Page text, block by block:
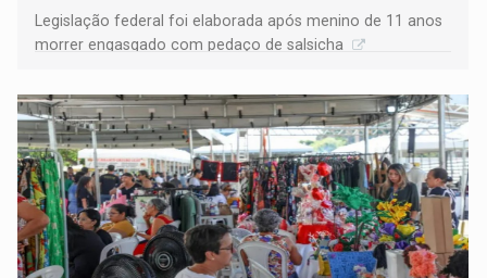
Legislação federal foi elaborada após menino de 11 anos
morrer engasgado com pedaço de salsicha